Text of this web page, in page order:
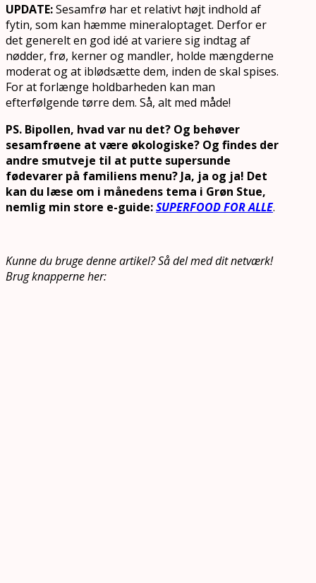
UPDATE:Sesamfrø har et relativt højt indhold af
fytin, som kan hæmme mineraloptaget. Derfor er
det generelt en god idé at variere sig indtag af
nødder, frø, kerner og mandler, holde mængderne
moderat og at iblødsætte dem, inden de skal spises.
For at forlænge holdbarheden kan man
efterfølgende tørre dem. Så, alt med måde!
PS. Bipollen, hvad var nu det? Og behøver
sesamfrøene at være økologiske? Og findes der
andre smutveje til at putte supersunde
fødevarer på familiens menu? Ja, ja og ja! Det
kan du læse om i månedens tema i Grøn Stue,
nemlig min store e-guide:SUPERFOOD FOR ALLE.
Kunne du bruge denne artikel? Så del med dit netværk!
Brug knapperne her: